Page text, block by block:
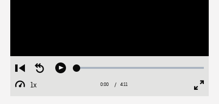
Restart
from
beginning
Seek
Play Loaded:
1x
Playback
Current
0:00 / Duration
4:11